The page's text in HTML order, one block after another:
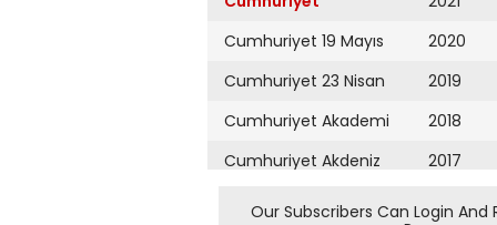
Cumhuriyet 19 Mayıs
Cumhuriyet 23 Nisan
Cumhuriyet Akademi
Cumhuriyet Akdeniz
Cumhuriyet Alışveriş
2020
2019
2018
2017
2016
Our Subscribers Can Login And